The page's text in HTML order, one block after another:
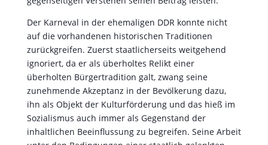
inhaltlichen Beeinflussung zu begreifen. Seine Arbeit
unter den Bedingungen einer staatlich gelenkten
Planwirtschaft legte es aber auch nahe, ihn soweit
wie möglich unter die Trägerschaft von volkseigenen
Betrieben zu stellen.
Die Ausstellungskonzeption knüpft an der
zahlenmäßigen Bedeutung der Karnevalsklubs in
der DDR an, die im Vergleich zur Entwicklung in den
westdeutschen Ländern größer gewesen ist. Sie
versucht, die Stellung des Phänomens im Vollzug des